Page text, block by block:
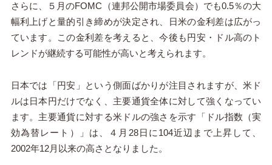
さらに、５ 月のFOMC （連邦公開市場委員会）でも0.5％の大
幅利上げと量的引き締めが決定され、日米の金利差は広がっ
ています。この金利差を考えると、今後も円安・ドル高のト
レンドが継続する可能性が高いと考えられます。
日本では「円安」という側面ばかりが注目されますが、米ド
ルは日本円だけでなく、主要通貨全体に対して強くなってい
ます。主要通貨に対する米ドルの強さを示す「ドル指数（実
効為替レート）」は、４月 28日に104近辺まで上昇して、
2002年12月以来の高さとなりました。